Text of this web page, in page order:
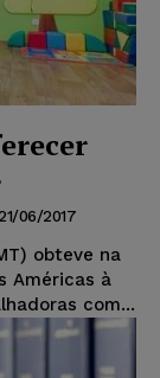
21/06/2017
obteve na
Américas à
com...